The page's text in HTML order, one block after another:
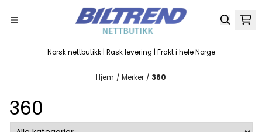
Norsk nettbutikk | Rask levering | Frakt i hele Norge
Hjem / Merker / 360
360